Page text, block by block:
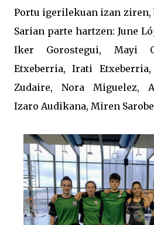
Portu igerilekuan izan ziren,
Sarian parte hartzen: June
Iker Gorostegui, Mayi
Etxeberria, Irati
Zudaire, Nora Miguelez,
Izaro Audikana, Miren